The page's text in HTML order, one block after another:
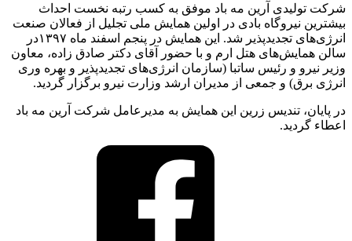
شرکت تولیدی آرین مه باد موفق به کسب رتبه نخست احداث
بیشترین نیروگاه‌ بادی در اولین همایش ملی تجلیل از فعالان صنعت
انرژی‌های تجدیدپذیر شد. این همایش در پنجم اسفند ماه ۱۳۹۷در
سالن همایش‌های هتل ارم و با حضور آقای دکتر صادق زاده، معاون
وزیر نیرو و رئیس ساتبا (سازمان انرژی‌های تجدیدپذیر و بهره وری
انرژی برق) و جمعی از مدیران ارشد وزارت نیرو برگزار گردید.
در پایان، تندیس زرین این همایش به مدیرعامل شرکت آرین مه باد
اعطاء گردید.